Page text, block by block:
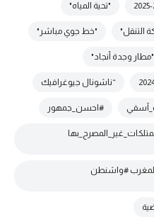
"تحية المياه"
التنقل" "خط جوي مباشر"
"مطار وجدة أنجاد"
“ناشونال جيوغرافيك
#احسن_جمهور
#واشنطن